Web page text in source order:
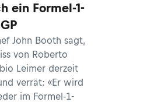
ein Formel-1-
John Booth sagt,
von Roberto
Leimer derzeit
verrät: «Er wird
im Formel-1-